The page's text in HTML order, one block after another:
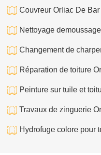
Couvreur Orliac De
Nettoyage
Changement de
Réparation de toiture
Peinture sur tuile et
Travaux de zinguerie
Hydrofuge colore pour